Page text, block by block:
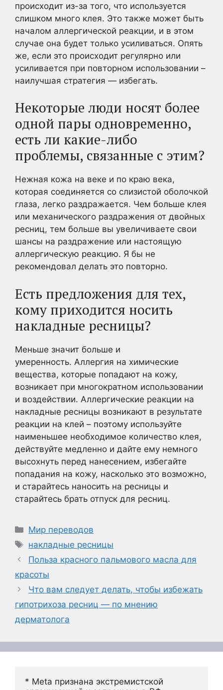
происходит из-за того, что используется
слишком много клея. Это также может быть
началом аллергической реакции, и в этом
случае она будет только усиливаться. Опять
же, если это происходит регулярно или
усиливается при повторном использовании –
наилучшая стратегия — избегать.
Некоторые люди носят более
одной пары одновременно,
есть ли какие-либо
проблемы, связанные с этим?
Нежная кожа на веке и по краю века,
которая соединяется со слизистой оболочкой
глаза, легко раздражается. Чем больше клея
или механического раздражения от двойных
ресниц, тем больше вы увеличиваете свои
шансы на раздражение или настоящую
аллергическую реакцию. Я бы не
рекомендовал делать это повторно.
Есть предложения для тех,
кому приходится носить
накладные ресницы?
Меньше значит больше и
умеренность. Аллергия на химические
вещества, которые попадают на кожу,
возникает при многократном использовании
и воздействии. Аллергические реакции на
накладные ресницы возникают в результате
реакции на клей – поэтому используйте
наименьшее необходимое количество клея,
действуйте медленно и дайте ему немного
высохнуть перед нанесением, избегайте
попадания на кожу, насколько это возможно,
и старайтесь наносить на ресницы и
старайтесь брать отпуск для ресниц.
Рубрики
Мир переводов
Метки
накладные ресницы
Польза красного пальмового масла для
красоты
Что вам следует делать, чтобы избежать
гипотрихоза ресниц — по мнению
дерматолога
* Meta признана экстремистской